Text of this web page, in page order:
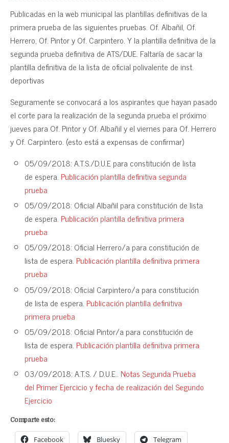
Publicadas en la web municipal las plantillas definitivas de la
primera prueba de las siguientes pruebas. Of. Albañil, Of.
Herrero, Of. Pintor y Of. Carpintero. Y la plantilla definitiva de la
segunda prueba definitiva de ATS/DUE. Faltaría de sacar la
plantilla definitiva de la lista de oficial polivalente de inst.
deportivas
Seguramente se convocará a los aspirantes que hayan pasado
el corte para la realización de la segunda prueba el próximo
jueves para Of. Pintor y Of. Albañil y el viernes para Of. Herrero
y Of. Carpintero. (esto está a expensas de confirmar)
05/09/2018: A.T.S./D.U.E para constitución de lista
de espera. Publicación plantilla definitiva segunda
prueba
05/09/2018: Oficial Albañil para constitución de lista
de espera. Publicación plantilla definitiva primera
prueba
05/09/2018: Oficial Herrero/a para constitución de
lista de espera. Publicación plantilla definitiva primera
prueba
05/09/2018: Oficial Carpintero/a para constitución
de lista de espera. Publicación plantilla definitiva
primera prueba
05/09/2018: Oficial Pintor/a para constitución de
lista de espera. Publicación plantilla definitiva primera
prueba
03/09/2018: A.T.S. / D.U.E.. Notas Segunda Prueba
del Primer Ejercicio y fecha de realización del Segundo
Ejercicio
Comparte esto:
Facebook Bluesky Telegram